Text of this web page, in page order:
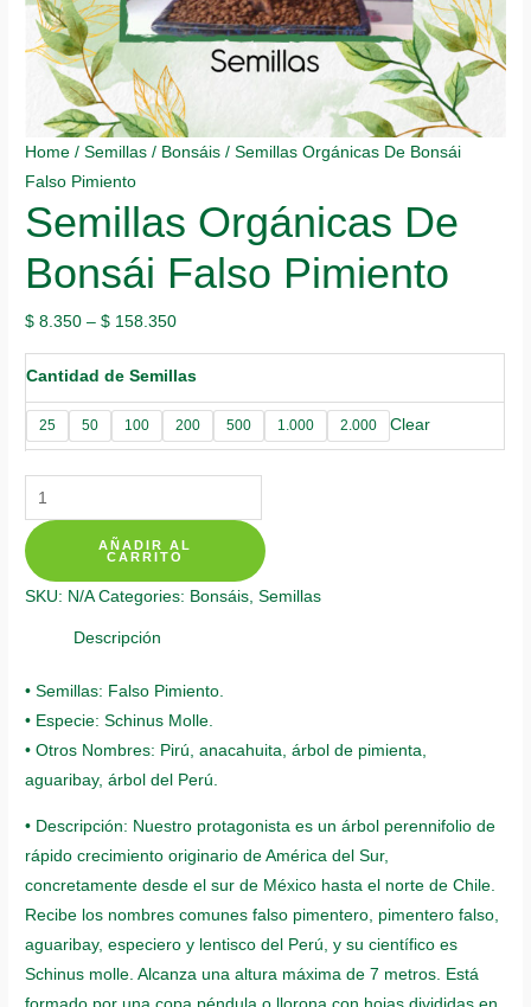
Home /Semillas / Bonsáis / Semillas Orgánicas De Bonsái
Falso Pimiento
Semillas Orgánicas De
Bonsái Falso Pimiento
$ 8.350 –$ 158.350
Cantidad de Semillas
25 50 100 200 500 1.000 2.000 Clear
Semillas
Orgánicas
De
Bonsái
Falso
Pimiento
AÑADIR AL
CARRITO
SKU: N/A Categories: Bonsáis ,Semillas
Descripción
• Semillas: Falso Pimiento.
• Especie: Schinus Molle.
• Otros Nombres: Pirú, anacahuita, árbol de pimienta,
aguaribay, árbol del Perú.
• Descripción: Nuestro protagonista es un árbol perennifolio de
rápido crecimiento originario de América del Sur,
concretamente desde el sur de México hasta el norte de Chile.
Recibe los nombres comunes falso pimentero, pimentero falso,
aguaribay, especiero y lentisco del Perú, y su científico es
Schinus molle. Alcanza una altura máxima de 7 metros. Está